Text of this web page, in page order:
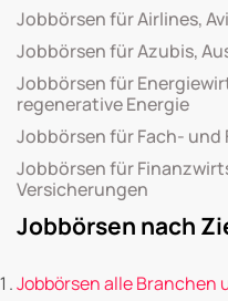
Jobbörsen für Airlines,
Jobbörsen für Azubis,
Jobbörsen für
regenerative Energie
Jobbörsen für Fach-
Jobbörsen für
Versicherungen
Jobbörsen nach
Jobbörsen alle Branchen